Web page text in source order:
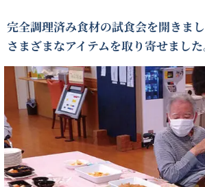
完全調理済み食材の試食会を開きま
さまざまなアイテムを取り寄せました